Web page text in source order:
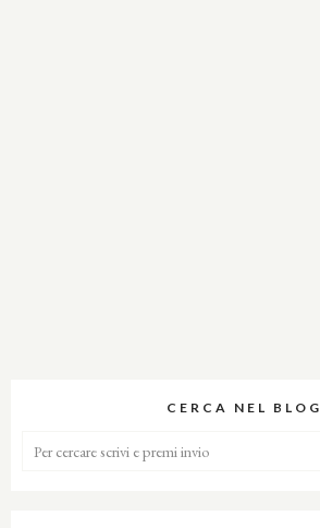
CERCA NEL BLOG